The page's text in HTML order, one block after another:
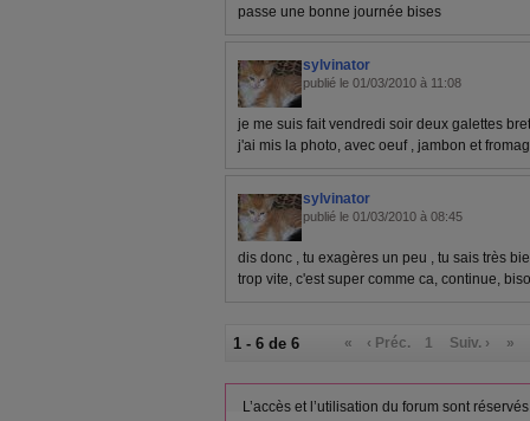
passe une bonne journée bises
sylvinator
publié le 01/03/2010 à 11:08
je me suis fait vendredi soir deux galettes
j'ai mis la photo, avec oeuf , jambon et
sylvinator
publié le 01/03/2010 à 08:45
dis donc , tu exagères un peu , tu sais très
trop vite, c'est super comme ca, continue,
1 - 6 de 6 « ‹ Préc. 1 Suiv. › »
L’accès et l’utilisation du forum sont